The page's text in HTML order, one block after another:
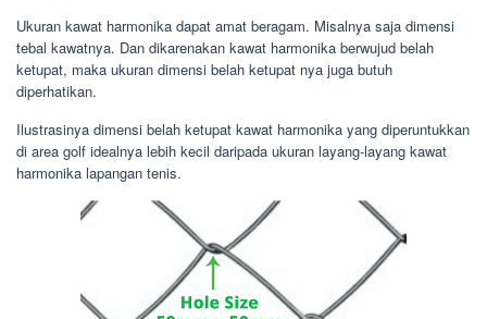
Ukuran kawat harmonika dapat amat beragam. Misalnya saja dimensi
tebal kawatnya. Dan dikarenakan kawat harmonika berwujud belah
ketupat, maka ukuran dimensi belah ketupat nya juga butuh
diperhatikan.
Ilustrasinya dimensi belah ketupat kawat harmonika yang diperuntukkan
di area golf idealnya lebih kecil daripada ukuran layang-layang kawat
harmonika lapangan tenis.